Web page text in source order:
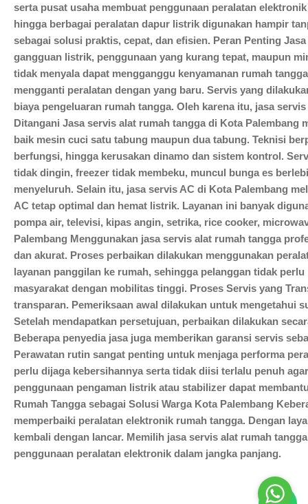
serta pusat usaha membuat penggunaan peralatan
hingga berbagai peralatan dapur listrik digunakan hampir
sebagai solusi praktis, cepat, dan efisien. Peran Penting
gangguan listrik, penggunaan yang kurang tepat, maupun
tidak menyala dapat mengganggu kenyamanan rumah
mengganti peralatan dengan yang baru. Servis yang
biaya pengeluaran rumah tangga. Oleh karena itu, jasa
Ditangani Jasa servis alat rumah tangga di Kota
baik mesin cuci satu tabung maupun dua tabung. Teknisi
berfungsi, hingga kerusakan dinamo dan sistem kontrol.
tidak dingin, freezer tidak membeku, muncul bunga es
menyeluruh. Selain itu, jasa servis AC di Kota Palembang
AC tetap optimal dan hemat listrik. Layanan ini banyak
pompa air, televisi, kipas angin, setrika, rice cooker,
Palembang Menggunakan jasa servis alat rumah tangga
dan akurat. Proses perbaikan dilakukan menggunakan
layanan panggilan ke rumah, sehingga pelanggan tidak
masyarakat dengan mobilitas tinggi. Proses Servis yang
transparan. Pemeriksaan awal dilakukan untuk mengetahui
Setelah mendapatkan persetujuan, perbaikan dilakukan
Beberapa penyedia jasa juga memberikan garansi servis
Perawatan rutin sangat penting untuk menjaga performa
perlu dijaga kebersihannya serta tidak diisi terlalu penuh
penggunaan pengaman listrik atau stabilizer dapat
Rumah Tangga sebagai Solusi Warga Kota Palembang
memperbaiki peralatan elektronik rumah tangga. Dengan
kembali dengan lancar. Memilih jasa servis alat rumah
penggunaan peralatan elektronik dalam jangka panjang.